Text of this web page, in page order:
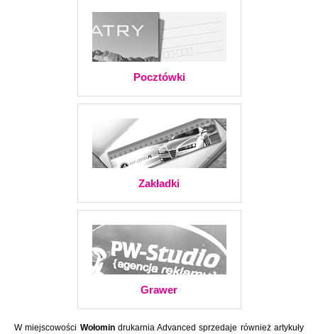
Pocztówki
Zakładki
Grawer
W miejscowości Wołomindrukarnia Advanced sprzedaje również artykuły